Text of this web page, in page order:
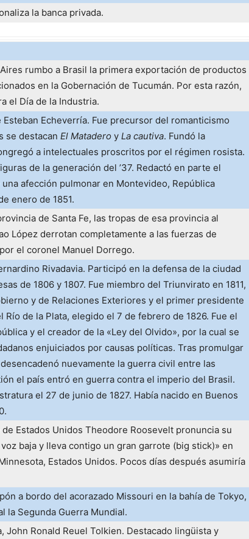
la banca privada.
rumbo a Brasil la primera exportación de productos
en la Gobernación de Tucumán. Por esta razón,
el Día de la Industria.
Echeverría. Fue precursor del romanticismo
se destacan El Matadero y La cautiva. Fundó la
a intelectuales proscritos por el régimen rosista.
de la generación del ’37. Redactó en parte el
afección pulmonar en Montevideo, República
enero de 1851.
de Santa Fe, las tropas de esa provincia al
López derrotan completamente a las fuerzas de
el coronel Manuel Dorrego.
Rivadavia. Participó en la defensa de la ciudad
de 1806 y 1807. Fue miembro del Triunvirato en 1811,
y de Relaciones Exteriores y el primer presidente
Río de la Plata, elegido el 7 de febrero de 1826. Fue el
y el creador de la «Ley del Olvido», por la cual se
enjuiciados por causas políticas. Tras promulgar
nuevamente la guerra civil entre las
el país entró en guerra contra el imperio del Brasil.
el 27 de junio de 1827. Había nacido en Buenos
Estados Unidos Theodore Roosevelt pronuncia su
baja y lleva contigo un gran garrote (big stick)» en
Estados Unidos. Pocos días después asumiría
a bordo del acorazado Missouri en la bahía de Tokyo,
la Segunda Guerra Mundial.
John Ronald Reuel Tolkien. Destacado lingüista y